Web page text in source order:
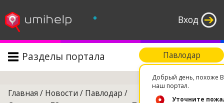
Вход
°
Павлодар
Добрый день, похоже
наш портал.
Уточните
Разделы портала Поиск
Главная / Новости / Павлодар /